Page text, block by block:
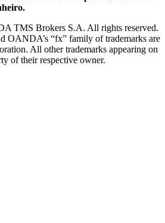
TMS Brokers S.A. All rights reserved.
OANDA’s “fx” family of trademarks are
All other trademarks appearing on
of their respective owner.